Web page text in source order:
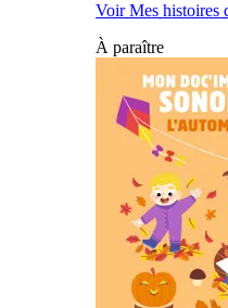
Voir Mes histoires
À paraître